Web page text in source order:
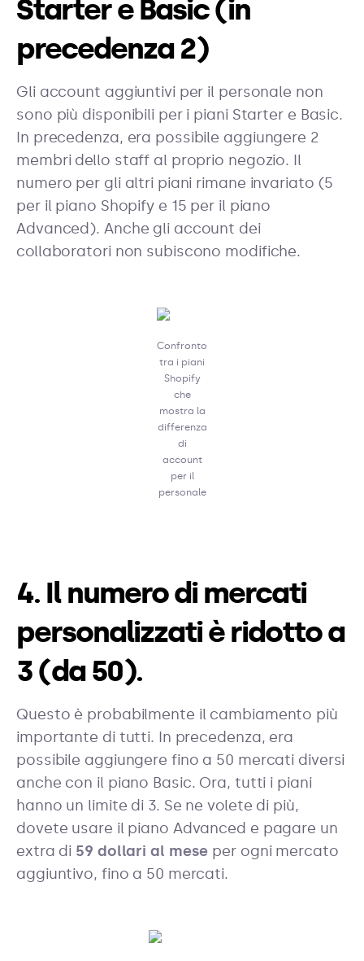
Starter e Basic (in
precedenza 2)
Gli account aggiuntivi per il personale non
sono più disponibili per i piani Starter e Basic.
In precedenza, era possibile aggiungere 2
membri dello staff al proprio negozio. Il
numero per gli altri piani rimane invariato (5
per il piano Shopify e 15 per il piano
Advanced). Anche gli account dei
collaboratori non subiscono modifiche.
Confronto
tra i piani
Shopify
che
mostra la
differenza
di
account
per il
personale
4. Il numero di mercati
personalizzati è ridotto a
3 (da 50).
Questo è probabilmente il cambiamento più
importante di tutti. In precedenza, era
possibile aggiungere fino a 50 mercati diversi
anche con il piano Basic. Ora, tutti i piani
hanno un limite di 3. Se ne volete di più,
dovete usare il piano Advanced e pagare un
extra di 59 dollari al mese per ogni mercato
aggiuntivo, fino a 50 mercati.